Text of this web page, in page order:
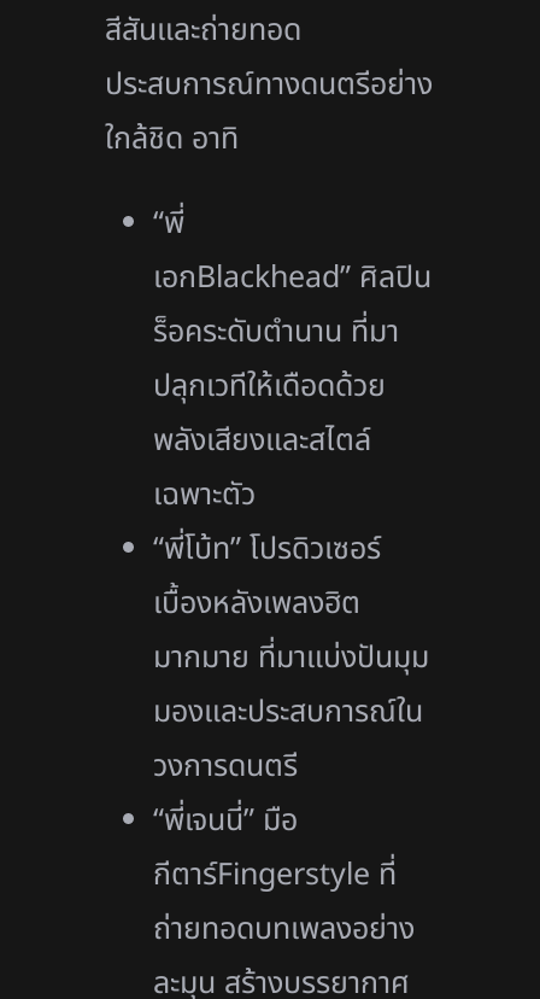
สีสันและถ่ายทอด
ประสบการณ์ทางดนตรีอย่าง
ใกล้ชิด อาทิ
“พี่
เอกBlackhead” ศิลปิน
ร็อคระดับตำนาน ที่มา
ปลุกเวทีให้เดือดด้วย
พลังเสียงและสไตล์
เฉพาะตัว
“พี่โบ้ท” โปรดิวเซอร์
เบื้องหลังเพลงฮิต
มากมาย ที่มาแบ่งปันมุม
มองและประสบการณ์ใน
วงการดนตรี
“พี่เจนนี่” มือ
กีตาร์Fingerstyle ที่
ถ่ายทอดบทเพลงอย่าง
ละมุน สร้างบรรยากาศ